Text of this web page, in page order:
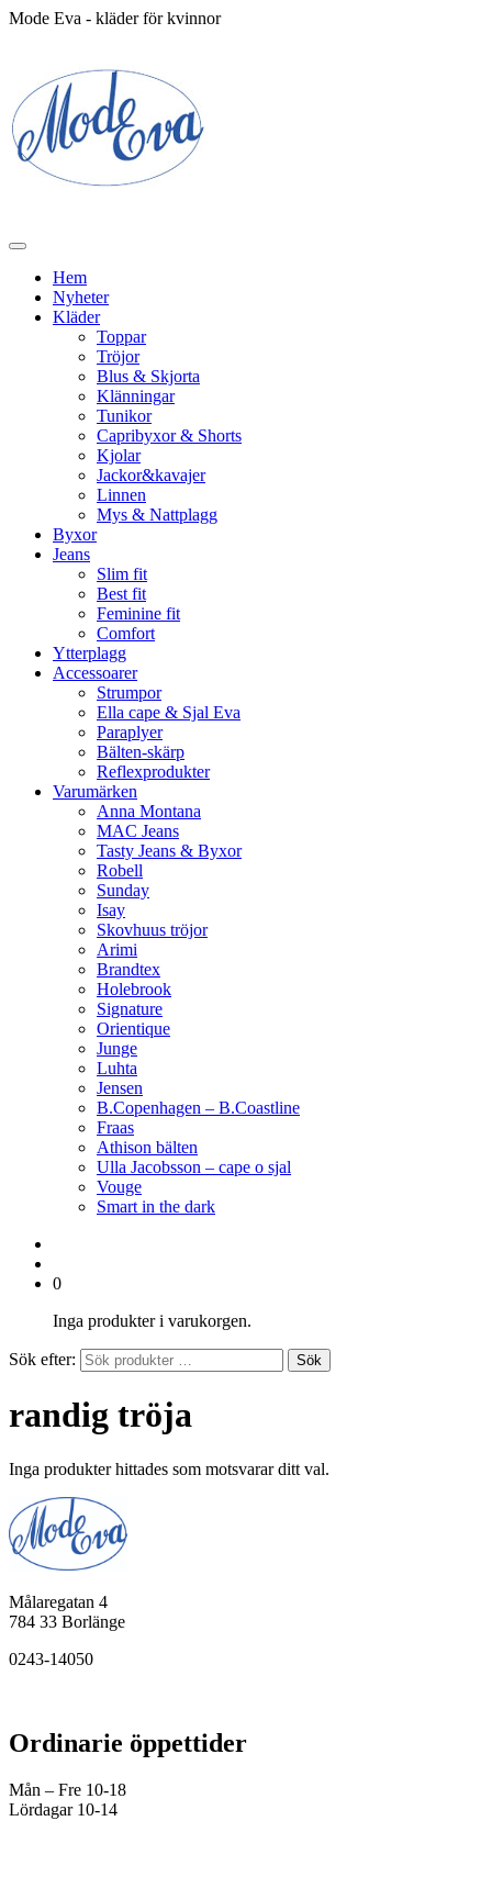
Mode Eva - kläder för kvinnor
Hem
Nyheter
Kläder
Toppar
Tröjor
Blus & Skjorta
Klänningar
Tunikor
Capribyxor & Shorts
Kjolar
Jackor&kavajer
Linnen
Mys & Nattplagg
Byxor
Jeans
Slim fit
Best fit
Feminine fit
Comfort
Ytterplagg
Accessoarer
Strumpor
Ella cape & Sjal Eva
Paraplyer
Bälten-skärp
Reflexprodukter
Varumärken
Anna Montana
MAC Jeans
Tasty Jeans & Byxor
Robell
Sunday
Isay
Skovhuus tröjor
Arimi
Brandtex
Holebrook
Signature
Orientique
Junge
Luhta
Jensen
B.Copenhagen – B.Coastline
Fraas
Athison bälten
Ulla Jacobsson – cape o sjal
Vouge
Smart in the dark
0
Inga produkter i varukorgen.
Sök efter: Sök
randig tröja
Inga produkter hittades som motsvarar ditt val.
Målaregatan 4
784 33 Borlänge
0243-14050
Ordinarie öppettider
Mån – Fre 10-18
Lördagar 10-14